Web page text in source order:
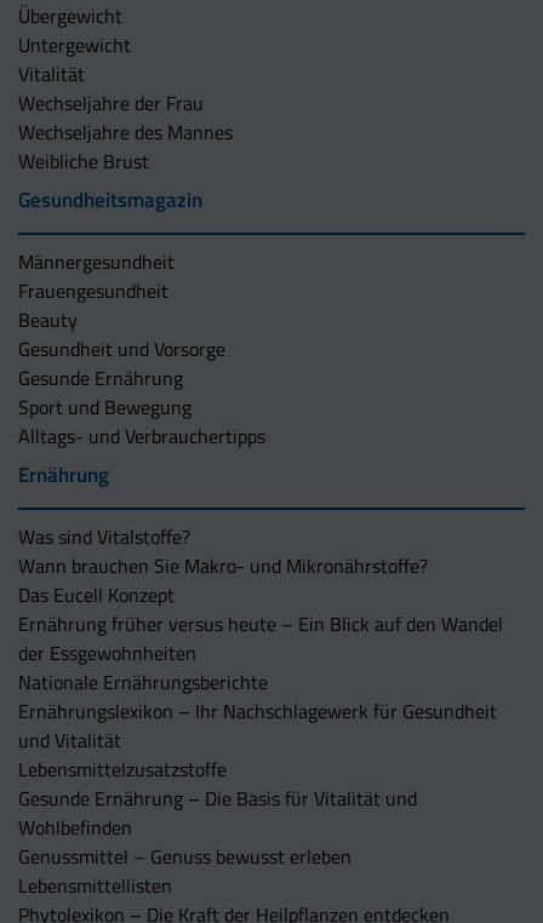
Übergewicht
Untergewicht
Vitalität
Wechseljahre der Frau
Wechseljahre des Mannes
Weibliche Brust
Gesundheitsmagazin
Männergesundheit
Frauengesundheit
Beauty
Gesundheit und Vorsorge
Gesunde Ernährung
Sport und Bewegung
Alltags- und Verbrauchertipps
Ernährung
Was sind Vitalstoffe?
Wann brauchen Sie Makro- und Mikronährstoffe?
Das Eucell Konzept
Ernährung früher versus heute – Ein Blick auf den Wandel
der Essgewohnheiten
Nationale Ernährungsberichte
Ernährungslexikon – Ihr Nachschlagewerk für Gesundheit
und Vitalität
Lebensmittelzusatzstoffe
Gesunde Ernährung – Die Basis für Vitalität und
Wohlbefinden
Genussmittel – Genuss bewusst erleben
Lebensmittellisten
Phytolexikon – Die Kraft der Heilpflanzen entdecken